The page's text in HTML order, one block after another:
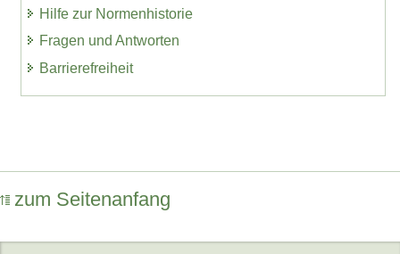
Hilfe zur Normenhistorie
Fragen und Antworten
Barrierefreiheit
zum Seitenanfang